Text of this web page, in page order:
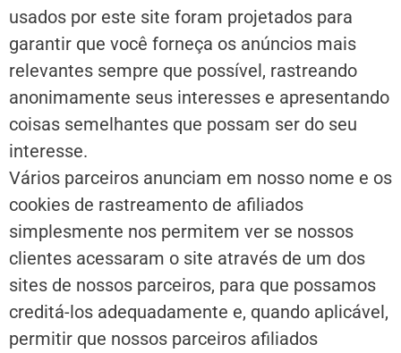
usados por este site foram projetados para
garantir que você forneça os anúncios mais
relevantes sempre que possível, rastreando
anonimamente seus interesses e apresentando
coisas semelhantes que possam ser do seu
interesse.
Vários parceiros anunciam em nosso nome e os
cookies de rastreamento de afiliados
simplesmente nos permitem ver se nossos
clientes acessaram o site através de um dos
sites de nossos parceiros, para que possamos
creditá-los adequadamente e, quando aplicável,
permitir que nossos parceiros afiliados